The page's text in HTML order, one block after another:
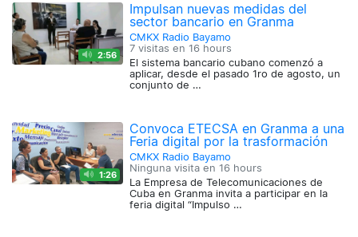
2:56
Impulsan nuevas medidas del
sector bancario en Granma
CMKX Radio Bayamo
7 visitas en 16 hours
El sistema bancario cubano comenzó a
aplicar, desde el pasado 1ro de agosto, un
conjunto de …
1:26
Convoca ETECSA en Granma a una
Feria digital por la trasformación
CMKX Radio Bayamo
Ninguna visita en 16 hours
La Empresa de Telecomunicaciones de
Cuba en Granma invita a participar en la
feria digital “Impulso …